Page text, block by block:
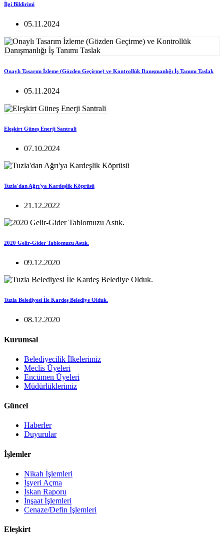
İlgi Bildirimi
05.11.2024
Onaylı Tasarım İzleme (Gözden Geçirme) ve Kontrollük Danışmanlığı İş Tanımı Taslak
05.11.2024
Eleşkirt Güneş Enerji Santrali
07.10.2024
Tuzla'dan Ağrı'ya Kardeşlik Köprüsü
21.12.2022
2020 Gelir-Gider Tablomuzu Astık.
09.12.2020
Tuzla Belediyesi İle Kardeş Belediye Olduk.
08.12.2020
Kurumsal
Belediyecilik İlkelerimiz
Meclis Üyeleri
Encümen Üyeleri
Müdürlüklerimiz
Güncel
Haberler
Duyurular
İşlemler
Nikah İşlemleri
İşyeri Açma
İskan Raporu
İnşaat İşlemleri
Cenaze/Defin İşlemleri
Eleşkirt